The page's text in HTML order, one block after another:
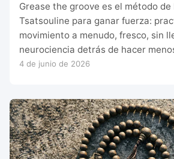
Grease the groove es el método de
Tsatsouline para ganar fuerza:
movimiento a menudo, fresco, sin
neurociencia detrás de hacer
4 de junio de 2026